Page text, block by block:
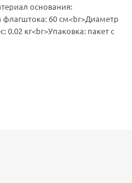
основания:
флагштока: 60 см<br>Диаметр
кг<br>Упаковка: пакет с